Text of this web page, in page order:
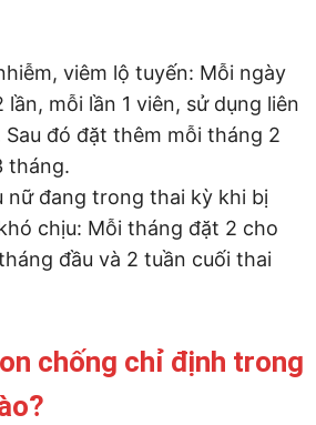
viêm lộ tuyến: Mỗi ngày
mỗi lần 1 viên, sử dụng liên
đó đặt thêm mỗi tháng 2
tháng.
nữ đang trong thai kỳ khi bị
chịu: Mỗi tháng đặt 2 cho
đầu và 2 tuần cuối thai
chống chỉ định trong